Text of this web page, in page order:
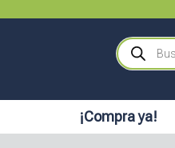
Búsqueda
de
productos
¡Compra ya!